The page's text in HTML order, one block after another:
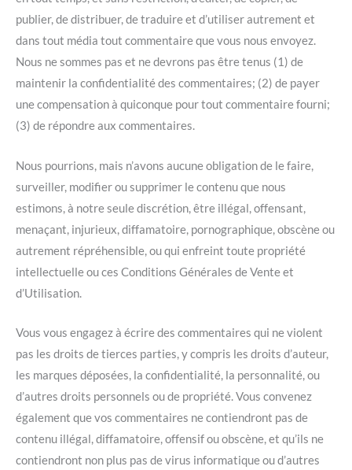
publier, de distribuer, de traduire et d’utiliser autrement et
dans tout média tout commentaire que vous nous envoyez.
Nous ne sommes pas et ne devrons pas être tenus (1) de
maintenir la confidentialité des commentaires; (2) de payer
une compensation à quiconque pour tout commentaire fourni;
(3) de répondre aux commentaires.
Nous pourrions, mais n’avons aucune obligation de le faire,
surveiller, modifier ou supprimer le contenu que nous
estimons, à notre seule discrétion, être illégal, offensant,
menaçant, injurieux, diffamatoire, pornographique, obscène ou
autrement répréhensible, ou qui enfreint toute propriété
intellectuelle ou ces Conditions Générales de Vente et
d’Utilisation.
Vous vous engagez à écrire des commentaires qui ne violent
pas les droits de tierces parties, y compris les droits d’auteur,
les marques déposées, la confidentialité, la personnalité, ou
d’autres droits personnels ou de propriété. Vous convenez
également que vos commentaires ne contiendront pas de
contenu illégal, diffamatoire, offensif ou obscène, et qu’ils ne
contiendront non plus pas de virus informatique ou d’autres